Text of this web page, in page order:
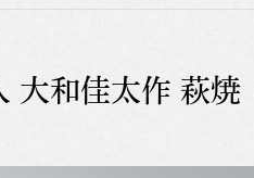
大和佳太作 萩焼